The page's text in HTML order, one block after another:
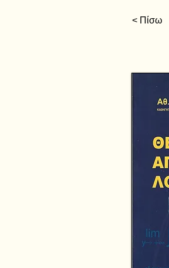
< Πίσω